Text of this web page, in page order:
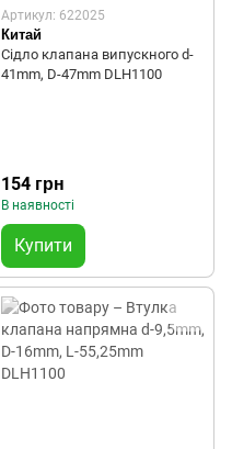
Артикул: 622025
Китай
Сідло клапана випускного d-
41mm, D-47mm DLH1100
154 грн
В наявності
Купити